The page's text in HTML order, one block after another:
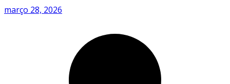
março 28, 2026